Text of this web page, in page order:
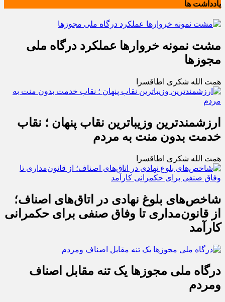
یادداشت ها
مشت نمونه خروارها عملکرد درگاه ملی
مجوزها
همت الله شکری اطاقسرا
ارزشمندترین وزیباترین نقاب پنهان ؛ نقاب
خدمت بدون منت به مردم
همت الله شکری اطاقسرا
شاخص‌های بلوغ نهادی در اتاق‌های اصناف؛
از قانون‌مداری تا وفاق صنفی برای حکمرانی
کارآمد
درگاه ملی مجوزها یک تنه مقابل اصناف
ومردم